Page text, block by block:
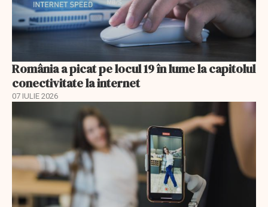
România a picat pe locul 19 în lume la capitolul
conectivitate la internet
07 IULIE 2026